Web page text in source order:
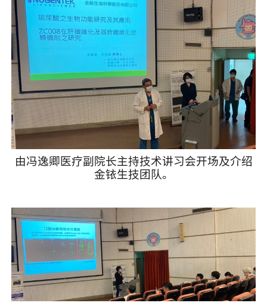
由冯逸卿医疗副院长主持技术讲习会开场及介绍
金铱生技团队。